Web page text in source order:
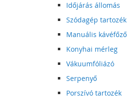
Időjárás állomás
Szódagép tartozék
Manuális kávéfőző
Konyhai mérleg
Vákuumfóliázó
Serpenyő
Porszívó tartozék